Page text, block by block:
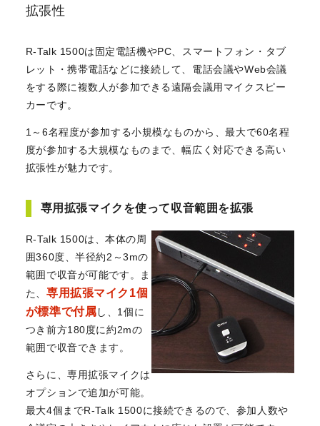
拡張性
R-Talk 1500は固定電話機やPC、スマートフォン・タブ
レット・携帯電話などに接続して、電話会議やWeb会議
をする際に複数人が参加できる遠隔会議用マイクスピー
カーです。
1～6名程度が参加する小規模なものから、最大で60名程
度が参加する大規模なものまで、幅広く対応できる高い
拡張性が魅力です。
専用拡張マイクを使って収音範囲を拡張
R-Talk 1500は、本体の周
囲360度、半径約2～3mの
範囲で収音が可能です。ま
た、 専用拡張マイク1個
が標準で付属し、1個に
つき前方180度に約2mの
範囲で収音できます。
さらに、専用拡張マイクは
オプションで追加が可能。
最大4個までR-Talk 1500に接続できるので、参加人数や